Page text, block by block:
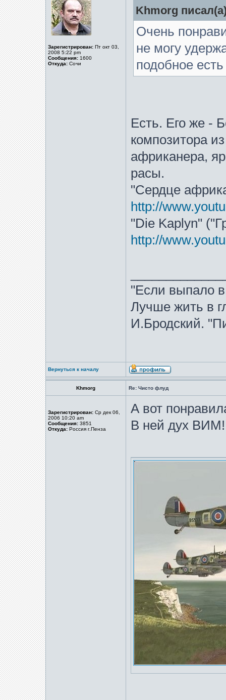
Зарегистрирован: Пт окт 03,
2008 5:22 pm
Сообщения: 1600
Откуда: Сочи
Khmorg
Очень
не могу
подобное
Есть. Его же -
композитора
африканера,
расы.
"Сердце
http://
"Die Kaplyn"
http://
"Если выпало
Лучше жить в
И.Бродский.
Вернуться к началу
Khmorg Re: Чисто флуд
Зарегистрирован: Ср дек 06,
2006 10:20 am
Сообщения: 3851
Откуда: Россия г.Пенза
А вот
В ней дух